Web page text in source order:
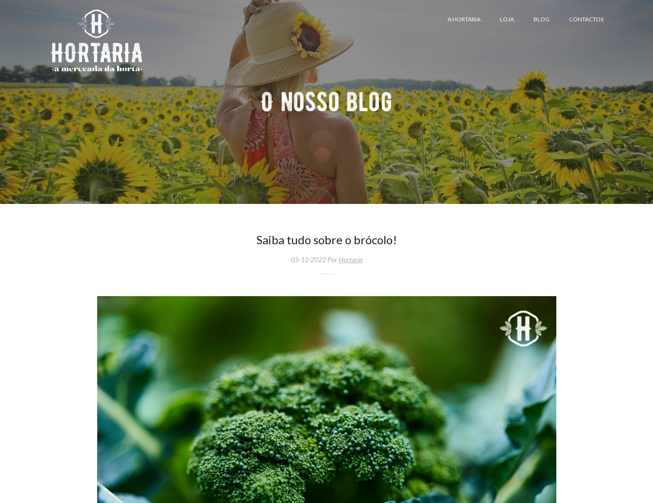
A HORTARIA LOJA BLOG CONTACTOS
O nosso blog
Saiba tudo sobre o brócolo!
05-12-2022 Por Hortaria